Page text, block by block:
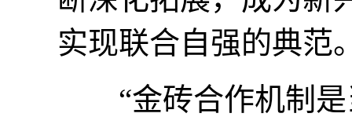
实现联合自强的典范
“金砖合作机制是